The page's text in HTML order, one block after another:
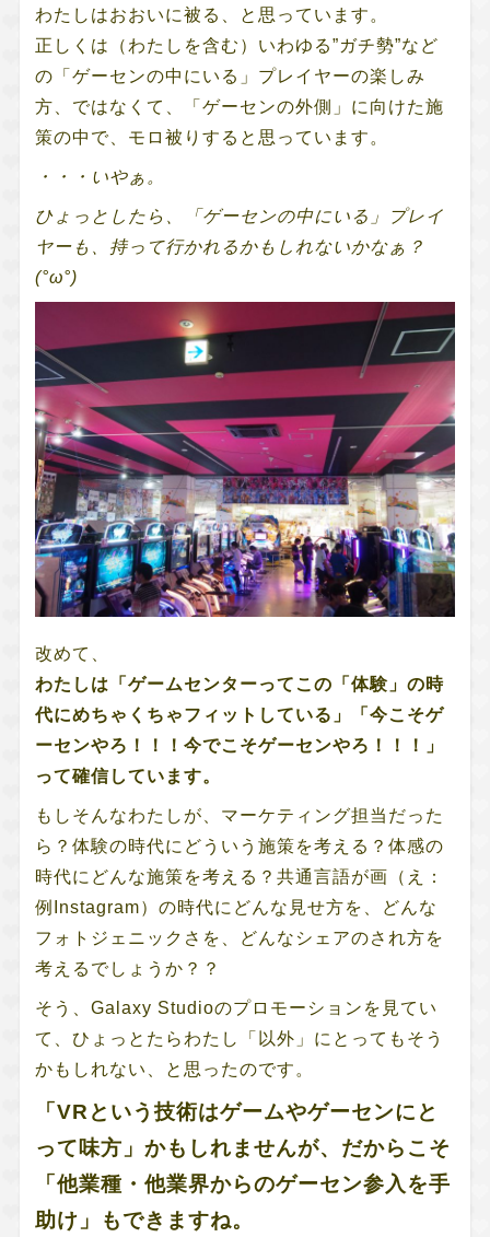
わたしはおおいに被る、と思っています。
正しくは（わたしを含む）いわゆる”ガチ勢”など
の「ゲーセンの中にいる」プレイヤーの楽しみ
方、ではなくて、「ゲーセンの外側」に向けた施
策の中で、モロ被りすると思っています。
・・・いやぁ。
ひょっとしたら、「ゲーセンの中にいる」プレイ
ヤーも、持って行かれるかもしれないかなぁ？
(°ω°)
改めて、
わたしは「ゲームセンターってこの「体験」の時
代にめちゃくちゃフィットしている」「今こそゲ
ーセンやろ！！！今でこそゲーセンやろ！！！」
って確信しています。
もしそんなわたしが、マーケティング担当だった
ら？体験の時代にどういう施策を考える？体感の
時代にどんな施策を考える？共通言語が画（え：
例Instagram）の時代にどんな見せ方を、どんな
フォトジェニックさを、どんなシェアのされ方を
考えるでしょうか？？
そう、Galaxy Studioのプロモーションを見てい
て、ひょっとたらわたし「以外」にとってもそう
かもしれない、と思ったのです。
「VRという技術はゲームやゲーセンにと
って味方」かもしれませんが、だからこそ
「他業種・他業界からのゲーセン参入を手
助け」もできますね。